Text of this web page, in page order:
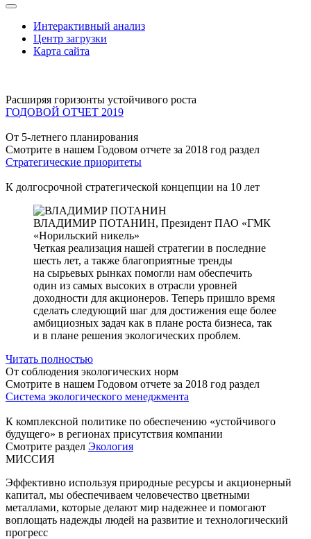
Интерактивный анализ
Центр загрузки
Карта сайта
Расширяя горизонты устойчивого роста
ГОДОВОЙ ОТЧЕТ 2019
От 5-летнего планирования
Смотрите в нашем Годовом отчете за 2018 год раздел
Стратегические приоритеты
К долгосрочной стратегической концепции на 10 лет
ВЛАДИМИР ПОТАНИН, Президент ПАО «ГМК
«Норильский никель»
Четкая реализация нашей стратегии в последние
шесть лет, а также благоприятные тренды
на сырьевых рынках помогли нам обеспечить
один из самых высоких в отрасли уровней
доходности для акционеров. Теперь пришло время
сделать следующий шаг для достижения еще более
амбициозных задач как в плане роста бизнеса, так
и в плане решения экологических проблем.
Читать полностью
От соблюдения экологических норм
Смотрите в нашем Годовом отчете за 2018 год раздел
Система экологического менеджмента
К комплексной политике по обеспечению «устойчивого
будущего» в регионах присутствия компании
Смотрите раздел Экология
МИССИЯ
Эффективно используя природные ресурсы и акционерный
капитал, мы обеспечиваем человечество цветными
металлами, которые делают мир надежнее и помогают
воплощать надежды людей на развитие и технологический
прогресс